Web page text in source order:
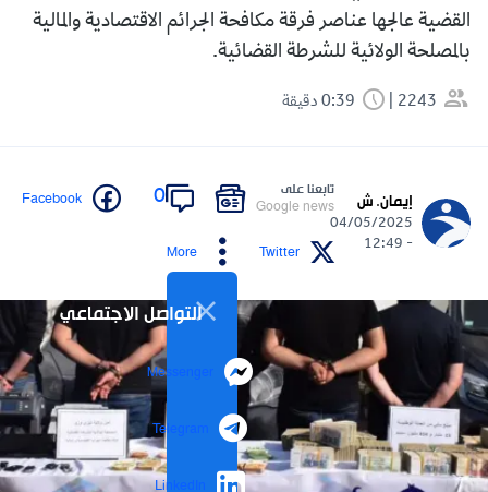
القضية عالجها عناصر فرقة مكافحة الجرائم الاقتصادية والمالية
بالمصلحة الولائية للشرطة القضائية.
2243
إيمان. ش
04/05/2025
- 12:49
تابعنا على
Google news
0
Facebook
Twitter
More
التواصل الاجتماعي
Messenger
Telegram
LinkedIn